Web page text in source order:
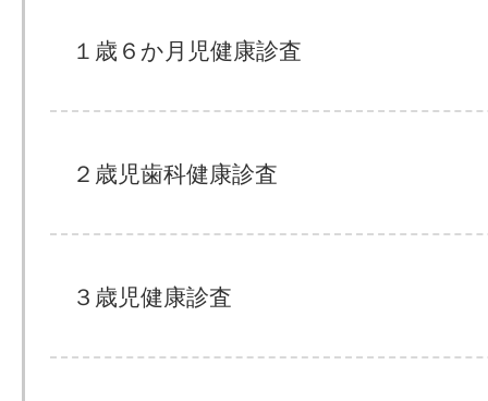
１歳６か月児健康診査
２歳児歯科健康診査
３歳児健康診査